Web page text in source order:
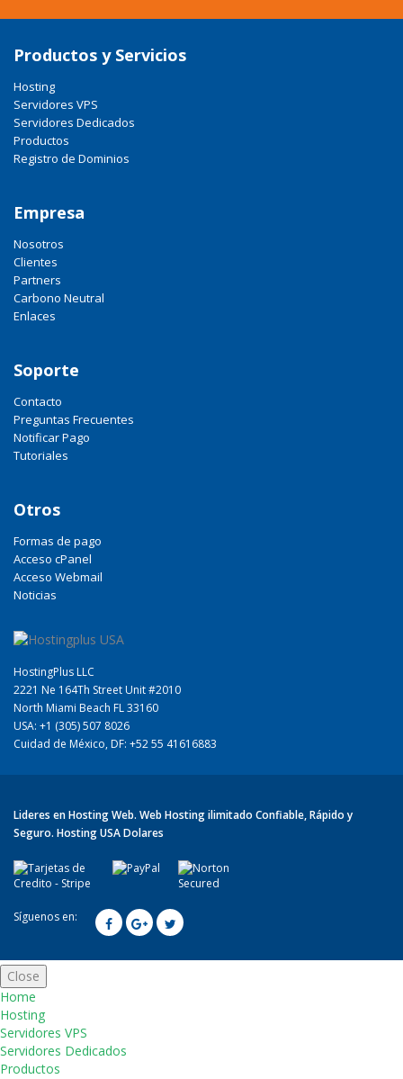
Productos y Servicios
Hosting
Servidores VPS
Servidores Dedicados
Productos
Registro de Dominios
Empresa
Nosotros
Clientes
Partners
Carbono Neutral
Enlaces
Soporte
Contacto
Preguntas Frecuentes
Notificar Pago
Tutoriales
Otros
Formas de pago
Acceso cPanel
Acceso Webmail
Noticias
HostingPlus LLC
2221 Ne 164Th Street Unit #2010
North Miami Beach FL 33160
USA: +1 (305) 507 8026
Cuidad de México, DF: +52 55 41616883
Lideres en Hosting Web. Web Hosting ilimitado Confiable, Rápido y
Seguro. Hosting USA Dolares
Síguenos en:
Close
Home
Hosting
Servidores VPS
Servidores Dedicados
Productos